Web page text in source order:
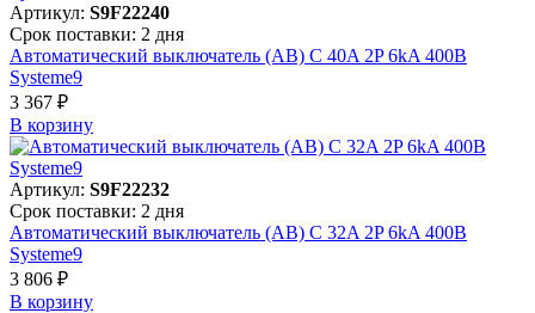
Артикул: S9F22240
Срок поставки: 2 дня
Автоматический выключатель (АВ) C 40A 2P 6kA 400В
Systeme9
3 367 ₽
В корзинy
Артикул: S9F22232
Срок поставки: 2 дня
Автоматический выключатель (АВ) C 32A 2P 6kA 400В
Systeme9
3 806 ₽
В корзинy